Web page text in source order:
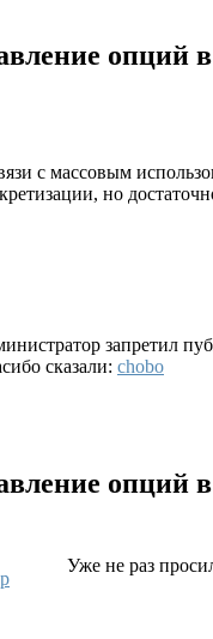
опций
с массовым
но
запретил
сказали: chobo
опций
Уже не раз